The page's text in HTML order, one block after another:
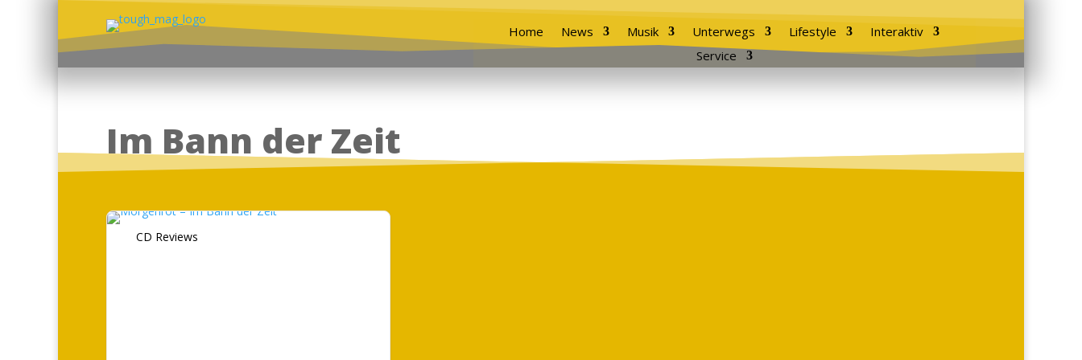
Home News Musik Unterwegs Lifestyle
Interaktiv
Service
Im Bann der Zeit
CD Reviews